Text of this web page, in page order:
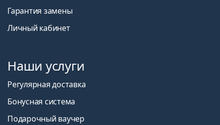
Гарантия замены
Личный кабинет
Наши услуги
Регулярная доставка
Бонусная система
Подарочный ваучер